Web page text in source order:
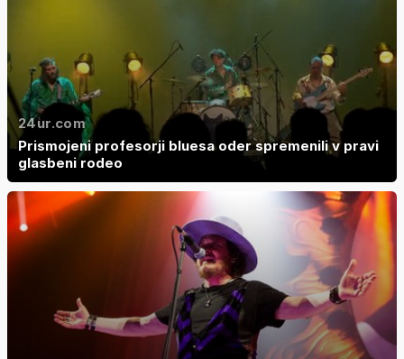
24ur.com
Prismojeni profesorji bluesa oder spremenili v pravi
glasbeni rodeo